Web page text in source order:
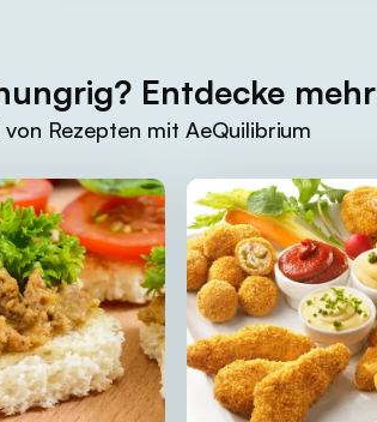
Entdecke mehr
Rezepten mit AeQuilibrium